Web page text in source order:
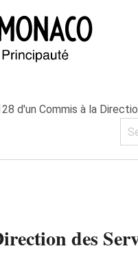
d'un Commis à la
des